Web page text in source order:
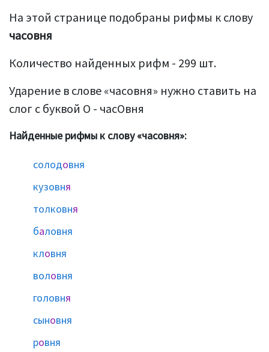
На этой странице подобраны рифмы к слову
часовня
Количество найденных рифм - 299 шт.
Ударение в слове «часовня» нужно ставить на
слог с буквой О - часОвня
Найденные рифмы к слову «часовня»:
солодовня
кузовня
толковня
баловня
кловня
воловня
головня
сыновня
ровня